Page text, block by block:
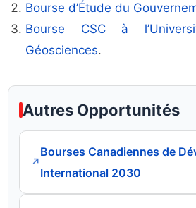
Bourse d’Étude du
Bourse CSC à
Géosciences.
Autres Opportunités
↗
Bourses Canadiennes de
International 2030